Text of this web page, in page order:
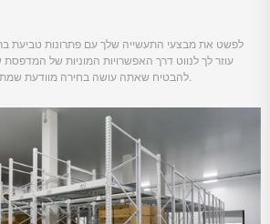
לפשט את מבצעי התעשייה שלך עם פתרונות טביעת
עוזר לך לנווט דרך האפשרויות המוניות של
להבטיח שאתה עושה בחירה מוודעת שמתאימה לצרכים המיוחדים שלך.